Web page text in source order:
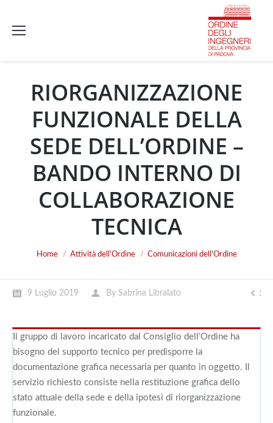
RIORGANIZZAZIONE
FUNZIONALE DELLA
SEDE DELL’ORDINE –
BANDO INTERNO DI
COLLABORAZIONE
TECNICA
You are here:
Home Attività dell'Ordine Comunicazioni dell'Ordine
9 Luglio 2019 By Sabrina Libralato
Il gruppo di lavoro incaricato dal Consiglio dell’Ordine ha
bisogno del supporto tecnico per predisporre la
documentazione grafica necessaria per quanto in oggetto. Il
servizio richiesto consiste nella restituzione grafica dello
stato attuale della sede e della ipotesi di riorganizzazione
funzionale.